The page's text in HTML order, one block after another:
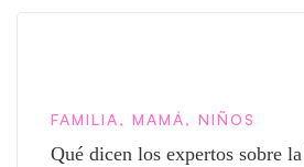
FAMILIA, MAMÁ, NIÑOS
Qué dicen los expertos sobre